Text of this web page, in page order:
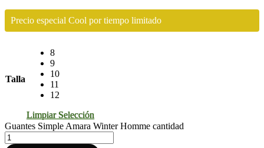
Precio especial Cool por tiempo limitado
Talla
8
9
10
11
12
Limpiar Selección
Guantes Simple Amara Winter Homme cantidad